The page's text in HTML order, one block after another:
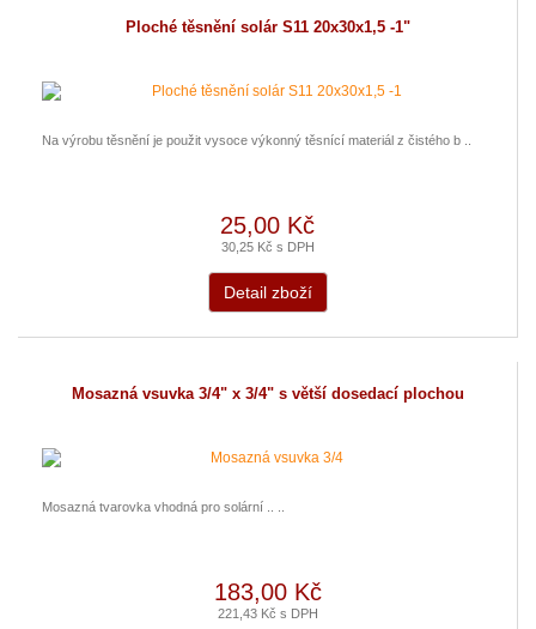
Ploché těsnění solár S11 20x30x1,5 -1"
Na výrobu těsnění je použit vysoce výkonný těsnící materiál z čistého b ..
25,00 Kč
30,25 Kč s DPH
Detail zboží
Mosazná vsuvka 3/4" x 3/4" s větší dosedací plochou
Mosazná tvarovka vhodná pro solární .. ..
183,00 Kč
221,43 Kč s DPH